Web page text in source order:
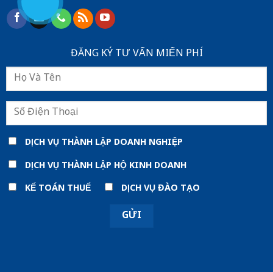
ĐĂNG KÝ TƯ VẤN MIẾN PHÍ
DỊCH VỤ THÀNH LẬP DOANH NGHIỆP
DỊCH VỤ THÀNH LẬP HỘ KINH DOANH
KẾ TOÁN THUẾ
DỊCH VỤ ĐÀO TẠO